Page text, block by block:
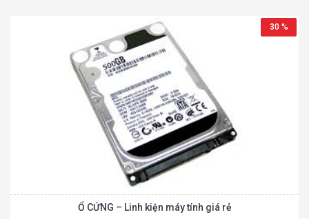
30 %
Ổ CỨNG – Linh kiện máy tính giá rẻ